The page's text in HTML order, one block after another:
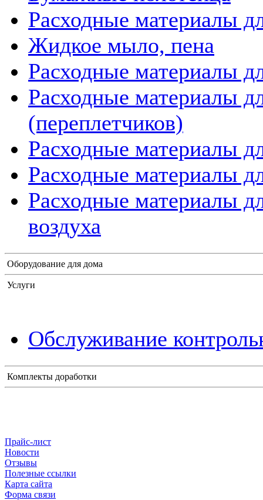
Расходные материалы
Жидкое мыло, пена
Расходные материалы
Расходные материалы
(переплетчиков)
Расходные материалы
Расходные материалы
Расходные материалы
воздуха
Оборудование для дома
Услуги
Обслуживание
Комплекты доработки
Прайс-лист
Новости
Отзывы
Полезные ссылки
Карта сайта
Форма связи